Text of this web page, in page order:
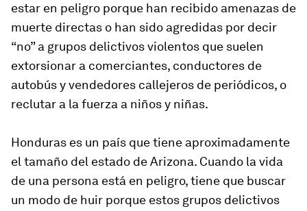
estar en peligro porque han recibido amenazas de
muerte directas o han sido agredidas por decir
“no” a grupos delictivos violentos que suelen
extorsionar a comerciantes, conductores de
autobús y vendedores callejeros de periódicos, o
reclutar a la fuerza a niños y niñas.
Honduras es un país que tiene aproximadamente
el tamaño del estado de Arizona. Cuando la vida
de una persona está en peligro, tiene que buscar
un modo de huir porque estos grupos delictivos